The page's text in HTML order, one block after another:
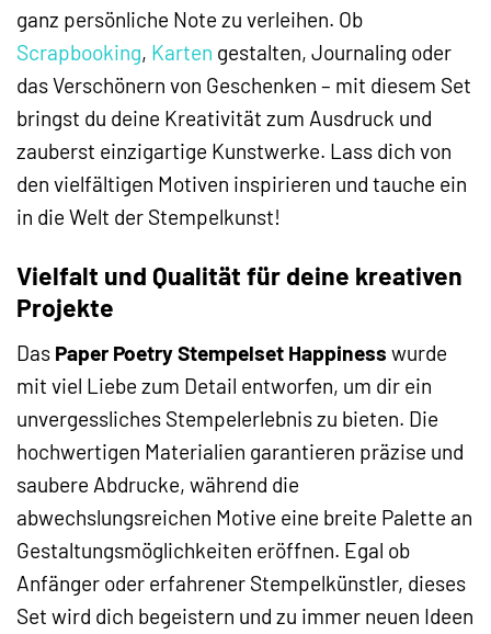
ganz persönliche Note zu verleihen. Ob
Scrapbooking, Karten gestalten, Journaling oder
das Verschönern von Geschenken – mit diesem Set
bringst du deine Kreativität zum Ausdruck und
zauberst einzigartige Kunstwerke. Lass dich von
den vielfältigen Motiven inspirieren und tauche ein
in die Welt der Stempelkunst!
Vielfalt und Qualität für deine kreativen
Projekte
Das Paper Poetry Stempelset Happiness wurde
mit viel Liebe zum Detail entworfen, um dir ein
unvergessliches Stempelerlebnis zu bieten. Die
hochwertigen Materialien garantieren präzise und
saubere Abdrucke, während die
abwechslungsreichen Motive eine breite Palette an
Gestaltungsmöglichkeiten eröffnen. Egal ob
Anfänger oder erfahrener Stempelkünstler, dieses
Set wird dich begeistern und zu immer neuen Ideen